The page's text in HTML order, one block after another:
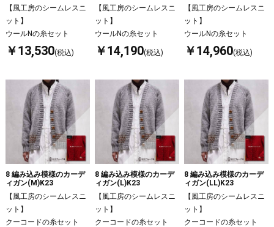
【風工房のシームレスニ
ット】
ウールNの糸セット
￥13,530(税込)
【風工房のシームレスニ
ット】
ウールNの糸セット
￥14,190(税込)
【風工房のシームレスニ
ット】
ウールNの糸セット
￥14,960(税込)
8 編み込み模様のカーデ
ィガン(M)K23
【風工房のシームレスニ
ット】
クーコードの糸セット
8 編み込み模様のカーデ
ィガン(L)K23
【風工房のシームレスニ
ット】
クーコードの糸セット
8 編み込み模様のカーデ
ィガン(LL)K23
【風工房のシームレスニ
ット】
クーコードの糸セット